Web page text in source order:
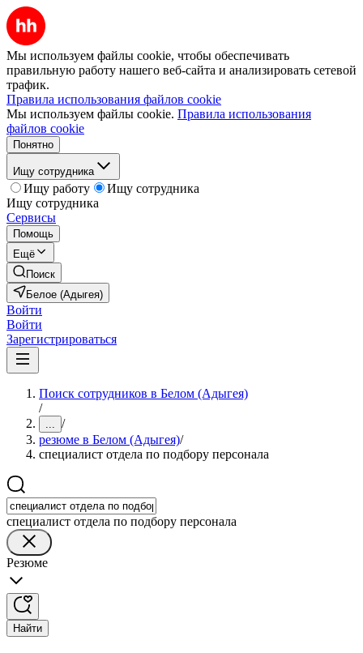
Мы используем файлы cookie, чтобы обеспечивать
правильную работу нашего веб-сайта и анализировать сетевой
трафик.
Правила использования файлов cookie
Мы используем файлы cookie. Правила использования
файлов cookie
Понятно
Ищу сотрудника
Ищу работу
Ищу сотрудника
Ищу сотрудника
Сервисы
Помощь
Ещё
Поиск
Белое (Адыгея)
Войти
Войти
Зарегистрироваться
Поиск сотрудников в Белом (Адыгея)
/
... /
резюме в Белом (Адыгея)/
специалист отдела по подбору персонала
специалист отдела по подбору персонала
Резюме
Найти